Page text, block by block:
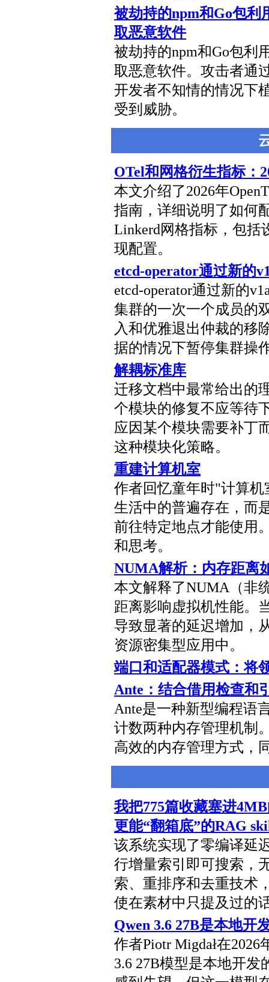
被劫持的npm和Go包利
取恶意软件
被劫持的npm和Go包利
取恶意软件。攻击者通
开发者不知情的情况下
受到威胁。
OTel和网格衍生指标：
本文介绍了2026年
指南，详细说明了如何
Linkerd网格指标，包括
现配置。
etcd-operator通过新的
etcd-operator通过新的
集群的一次一个成员的
入和优雅退出仲裁的移
据的情况下暂停集群操
解耦标准库
迁移文档中最常给出的
个模块的修复不应等待
应因某个模块需要补丁
这种模块化策略。
重建计算机室
作者回忆童年时"计算
生活中的普遍存在，而
前往特定地点才能使用
和思考。
NUMA解析：内存距离
本文解释了NUMA（非
距离影响虚拟机性能。
导致显著的延迟增加，
资源密集型应用中。
端口和适配器模式：将
Ante：结合借用检查和
Ante是一种新型编程语
计数两种内存管理机制
高效的内存管理方式，
我把775篇收藏塞进
更能“翻箱底”的RAG
该系统实现了零编译延
行增量索引即可搜索，
索、重排序和去重技术
使在素材中只提及过的
Qwen 3.6 27B是本地开
作者Piotr Migdał在
3.6 27B模型是本地开